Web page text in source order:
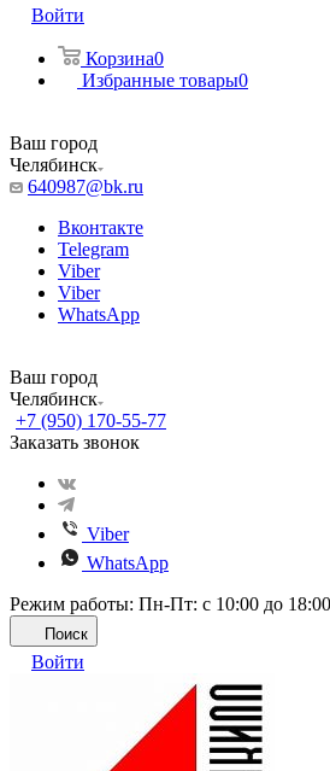
Войти
Корзина0
Избранные товары0
Ваш город
Челябинск
640987@bk.ru
Вконтакте
Telegram
Viber
Viber
WhatsApp
Ваш город
Челябинск
+7 (950) 170-55-77
Заказать звонок
Viber
WhatsApp
Режим работы: Пн-Пт: с 10:00 до
Поиск
Войти